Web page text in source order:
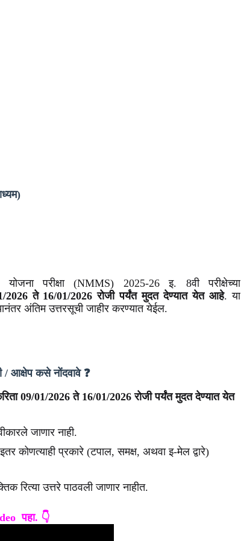
योजना परीक्षा (NMMS) 2025-26 इ. 8वी परीक्षेच्या
2026 ते 16/01/2026 रोजी पर्यंत मुदत देण्यात येत आहे. या
अंतिम उत्तरसूची जाहीर करण्यात येईल.
/ आक्षेप कसे नोंदवावे ❓
09/01/2026 ते 16/01/2026 रोजी पर्यंत मुदत देण्यात येत
जाणार नाही.
कोणत्याही प्रकारे (टपाल, समक्ष, अथवा इ-मेल द्वारे)
रित्या उत्तरे पाठवली जाणार नाहीत.
पहा. 👇